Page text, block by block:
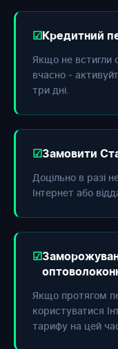
Кредитний
Якщо не встигли
вчасно -
три дні.
Замовити
Доцільно в разі
Інтернет або
Якщо протягом
користуватися
тарифу на цей